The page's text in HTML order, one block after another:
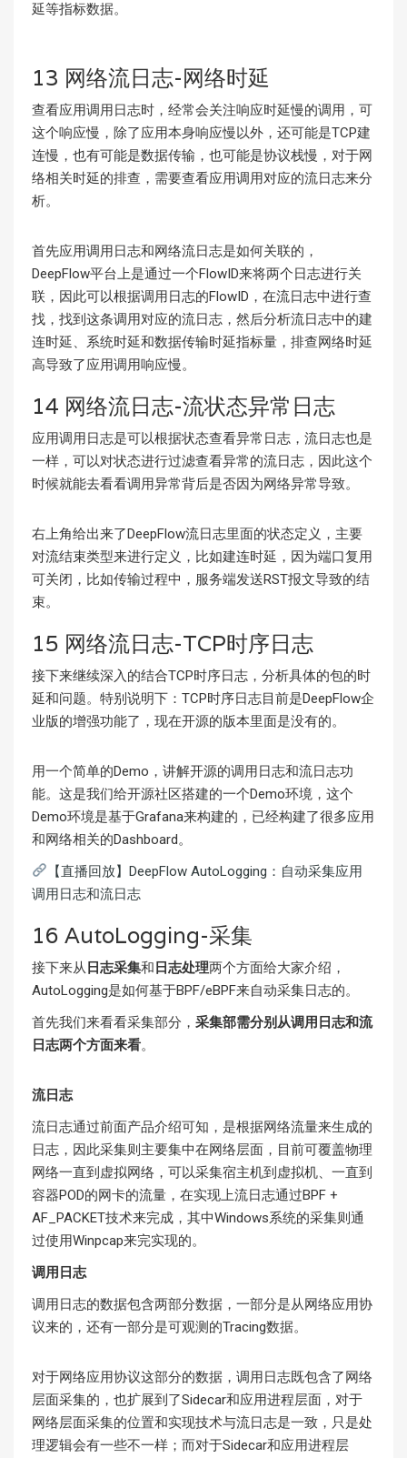
延等指标数据。
13 网络流日志-网络时延
查看应用调用日志时，经常会关注响应时延慢的调用，可
这个响应慢，除了应用本身响应慢以外，还可能是TCP建
连慢，也有可能是数据传输，也可能是协议栈慢，对于网
络相关时延的排查，需要查看应用调用对应的流日志来分
析。
首先应用调用日志和网络流日志是如何关联的，
DeepFlow平台上是通过一个FlowID来将两个日志进行关
联，因此可以根据调用日志的FlowID，在流日志中进行查
找，找到这条调用对应的流日志，然后分析流日志中的建
连时延、系统时延和数据传输时延指标量，排查网络时延
高导致了应用调用响应慢。
14 网络流日志-流状态异常日志
应用调用日志是可以根据状态查看异常日志，流日志也是
一样，可以对状态进行过滤查看异常的流日志，因此这个
时候就能去看看调用异常背后是否因为网络异常导致。
右上角给出来了DeepFlow流日志里面的状态定义，主要
对流结束类型来进行定义，比如建连时延，因为端口复用
可关闭，比如传输过程中，服务端发送RST报文导致的结
束。
15 网络流日志-TCP时序日志
接下来继续深入的结合TCP时序日志，分析具体的包的时
延和问题。特别说明下：TCP时序日志目前是DeepFlow企
业版的增强功能了，现在开源的版本里面是没有的。
用一个简单的Demo，讲解开源的调用日志和流日志功
能。这是我们给开源社区搭建的一个Demo环境，这个
Demo环境是基于Grafana来构建的，已经构建了很多应用
和网络相关的Dashboard。
【直播回放】DeepFlow AutoLogging：自动采集应用
调用日志和流日志
16 AutoLogging-采集
接下来从 日志采集和 日志处理两个方面给大家介绍，
AutoLogging是如何基于BPF/eBPF来自动采集日志的。
首先我们来看看采集部分， 采集部需分别从调用日志和流
日志两个方面来看。
流日志
流日志通过前面产品介绍可知，是根据网络流量来生成的
日志，因此采集则主要集中在网络层面，目前可覆盖物理
网络一直到虚拟网络，可以采集宿主机到虚拟机、一直到
容器POD的网卡的流量，在实现上流日志通过BPF +
AF_PACKET技术来完成，其中Windows系统的采集则通
过使用Winpcap来完实现的。
调用日志
调用日志的数据包含两部分数据，一部分是从网络应用协
议来的，还有一部分是可观测的Tracing数据。
对于网络应用协议这部分的数据，调用日志既包含了网络
层面采集的，也扩展到了Sidecar和应用进程层面，对于
网络层面采集的位置和实现技术与流日志是一致，只是处
理逻辑会有一些不一样；而对于Sidecar和应用进程层